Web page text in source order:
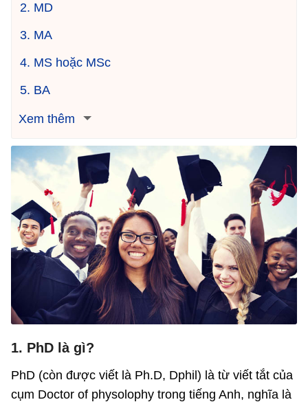
2. MD
3. MA
4. MS hoặc MSc
5. BA
Xem thêm
1. PhD là gì?
PhD (còn được viết là Ph.D, Dphil) là từ viết tắt của
cụm Doctor of physolophy trong tiếng Anh, nghĩa là